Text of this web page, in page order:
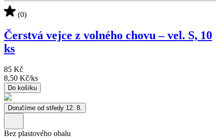
(0)
Čerstvá vejce z volného chovu – vel. S, 10
ks
85 Kč
8,50 Kč/ks
Do košíku
Doručíme od středy 12. 8.
Bez plastového obalu